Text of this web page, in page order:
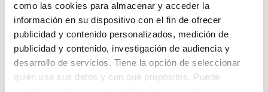
como las cookies para almacenar y acceder la
información en su dispositivo con el fin de ofrecer
publicidad y contenido personalizados, medición de
publicidad y contenido, investigación de audiencia y
desarrollo de servicios. Tiene la opción de seleccionar
quién usa sus datos y con qué propósitos. Puede
Lo sentimos, no sabemos como
te hemos traido hasta aquí.
Pero puedes encontrar el coche que estás
buscando en alguno de estos enlaces: